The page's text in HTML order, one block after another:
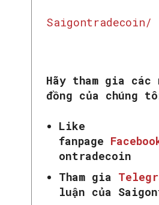
Saigontradecoin/
Hãy tham gia các
đồng của chúng
Like
fanpage
ontradecoin
Tham gia
luận của